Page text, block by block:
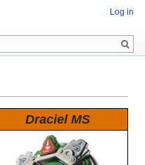
Draciel MS
Log in